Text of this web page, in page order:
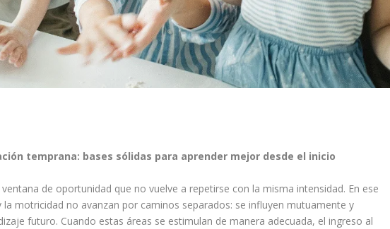
temprana: bases sólidas para aprender mejor desde el inicio
de oportunidad que no vuelve a repetirse con la misma intensidad. En ese
motricidad no avanzan por caminos separados: se influyen mutuamente y
futuro. Cuando estas áreas se estimulan de manera adecuada, el ingreso al